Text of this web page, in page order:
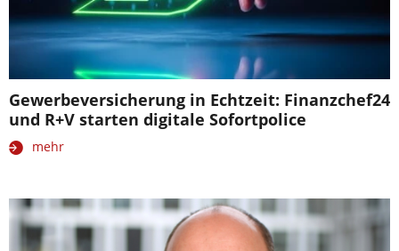
Gewerbeversicherung in Echtzeit: Finanzchef24
und R+V starten digitale Sofortpolice
mehr